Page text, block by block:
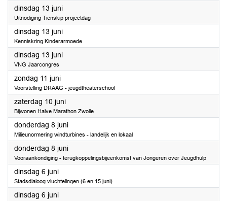
dinsdag 13 juni2023
Uitnodiging Tienskip projectdag
dinsdag 13 juni2023
Kenniskring Kinderarmoede
dinsdag 13 juni2023
VNG Jaarcongres
zondag 11 juni2023
Voorstelling DRAAG - jeugdtheaterschool
zaterdag 10 juni2023
Bijwonen Halve Marathon Zwolle
donderdag 8 juni2023
Milieunormering windturbines - landelijk en lokaal
donderdag 8 juni2023
Vooraankondiging - terugkoppelingsbijeenkomst van Jongeren over Jeugdhulp
dinsdag 6 juni2023
Stadsdialoog vluchtelingen (6 en 15 juni)
dinsdag 6 juni2023